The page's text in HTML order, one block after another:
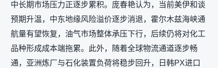
中长期市场压力正逐步累积。庞春艳认为，当前美伊和谈
预期升温，中东地缘风险溢价逐步消退，霍尔木兹海峡通
航量有望恢复，油气市场整体承压下行，后续仍将对化工
品种形成成本端拖累。此外，随着全球物流通道逐步畅
通，亚洲炼厂与石化装置负荷将稳步回升，日韩PX进口